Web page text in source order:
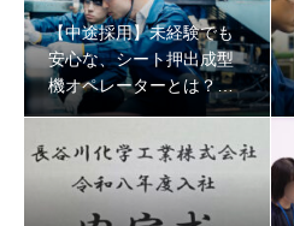
【中途採用】未経験でも
安心な、シート押出成型
機オペレーターとは？一
般的な製造業との違いに